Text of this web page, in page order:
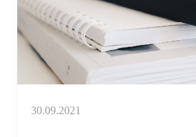
30.09.2021